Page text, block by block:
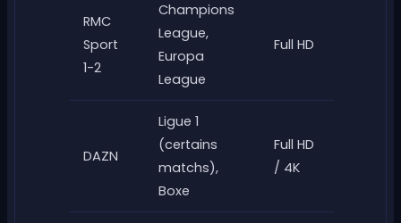
RMC
Sport
1-2
Champions
League,
Europa
League
Full HD
DAZN
Ligue 1
(certains
matchs),
Boxe
Full HD
/ 4K